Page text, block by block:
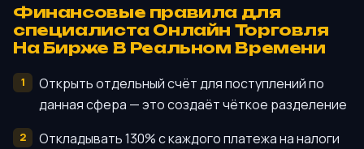
Финансовые правила для
специалиста Онлайн Торговля
На Бирже В Реальном Времени
Открыть отдельный счёт для поступлений по
данная сфера — это создаёт чёткое разделение
Откладывать 130% с каждого платежа на налоги